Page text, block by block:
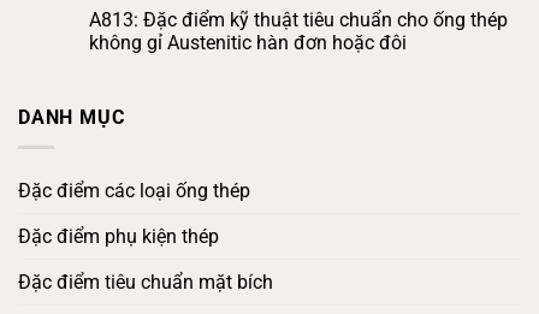
A813: Đặc điểm kỹ thuật tiêu chuẩn cho ống thép
không gỉ Austenitic hàn đơn hoặc đôi
DANH MỤC
Đặc điểm các loại ống thép
Đặc điểm phụ kiện thép
Đặc điểm tiêu chuẩn mặt bích